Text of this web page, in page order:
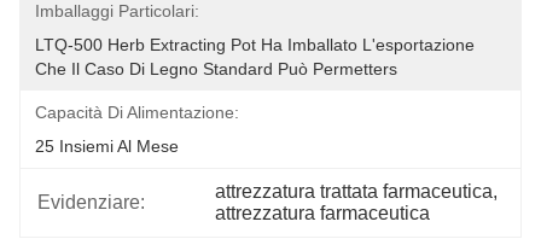
Imballaggi Particolari:
LTQ-500 Herb Extracting Pot Ha Imballato L'esportazione
Che Il Caso Di Legno Standard Può Permetters
Capacità Di Alimentazione:
25 Insiemi Al Mese
Evidenziare:
attrezzatura trattata farmaceutica
attrezzatura farmaceutica